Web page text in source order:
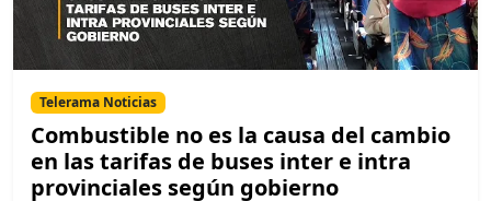
Telerama Noticias
Combustible no es la causa del cambio
en las tarifas de buses inter e intra
provinciales según gobierno